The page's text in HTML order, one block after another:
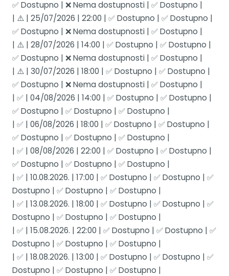
✅ Dostupno | ❌ Nema dostupnosti | ✅ Dostupno |
| ⚠️ | 25/07/2026 | 22:00 | ✅ Dostupno | ✅ Dostupno |
✅ Dostupno | ❌ Nema dostupnosti | ✅ Dostupno |
| ⚠️ | 28/07/2026 | 14:00 | ✅ Dostupno | ✅ Dostupno |
✅ Dostupno | ❌ Nema dostupnosti | ✅ Dostupno |
| ⚠️ | 30/07/2026 | 18:00 | ✅ Dostupno | ✅ Dostupno |
✅ Dostupno | ❌ Nema dostupnosti | ✅ Dostupno |
| ✅ | 04/08/2026 | 14:00 | ✅ Dostupno | ✅ Dostupno |
✅ Dostupno | ✅ Dostupno | ✅ Dostupno |
| ✅ | 06/08/2026 | 18:00 | ✅ Dostupno | ✅ Dostupno |
✅ Dostupno | ✅ Dostupno | ✅ Dostupno |
| ✅ | 08/08/2026 | 22:00 | ✅ Dostupno | ✅ Dostupno |
✅ Dostupno | ✅ Dostupno | ✅ Dostupno |
| ✅ | 10.08.2026. | 17:00 | ✅ Dostupno | ✅ Dostupno | ✅
Dostupno | ✅ Dostupno | ✅ Dostupno |
| ✅ | 13.08.2026. | 18:00 | ✅ Dostupno | ✅ Dostupno | ✅
Dostupno | ✅ Dostupno | ✅ Dostupno |
| ✅ | 15.08.2026. | 22:00 | ✅ Dostupno | ✅ Dostupno | ✅
Dostupno | ✅ Dostupno | ✅ Dostupno |
| ✅ | 18.08.2026. | 13:00 | ✅ Dostupno | ✅ Dostupno | ✅
Dostupno | ✅ Dostupno | ✅ Dostupno |